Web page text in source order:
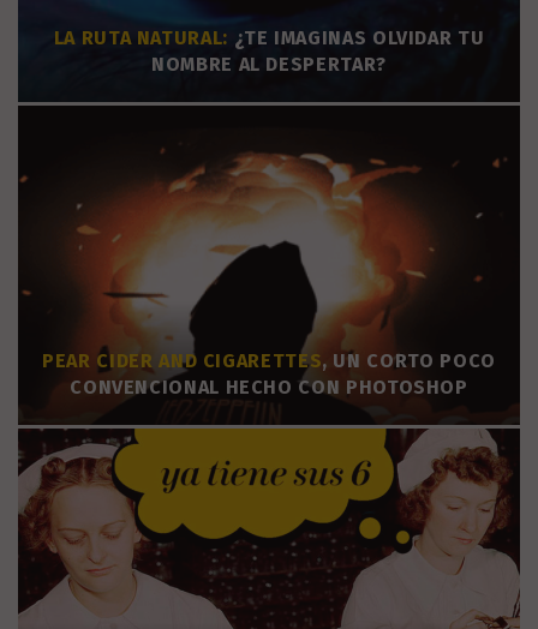
LA RUTA NATURAL: ¿TE IMAGINAS OLVIDAR TU
NOMBRE AL DESPERTAR?
PEAR CIDER AND CIGARETTES, UN CORTO POCO
CONVENCIONAL HECHO CON PHOTOSHOP